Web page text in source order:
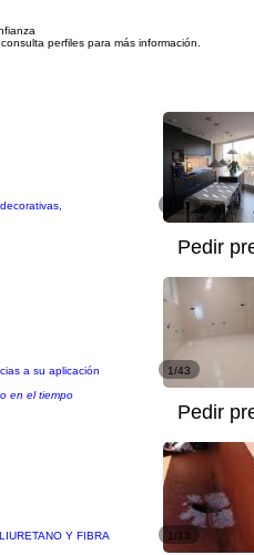
perfiles para más información.
1/23
Pedir
a su aplicación
en el tiempo
1/43
Pedir
Y FIBRA
1/13